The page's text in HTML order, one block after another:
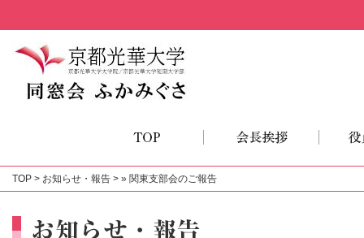
TOP > お知らせ・報告 > » 関東支部会のご報告